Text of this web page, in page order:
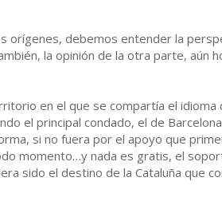
orígenes, debemos entender la
la opinión de la otra parte, aún
en el que se compartía el
el principal condado, el de
si no fuera por el apoyo que
momento…y nada es gratis, el
sido el destino de la Cataluña que